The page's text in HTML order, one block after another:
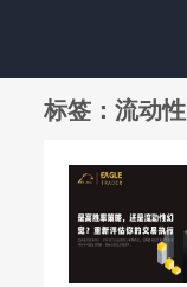
标签：流动性